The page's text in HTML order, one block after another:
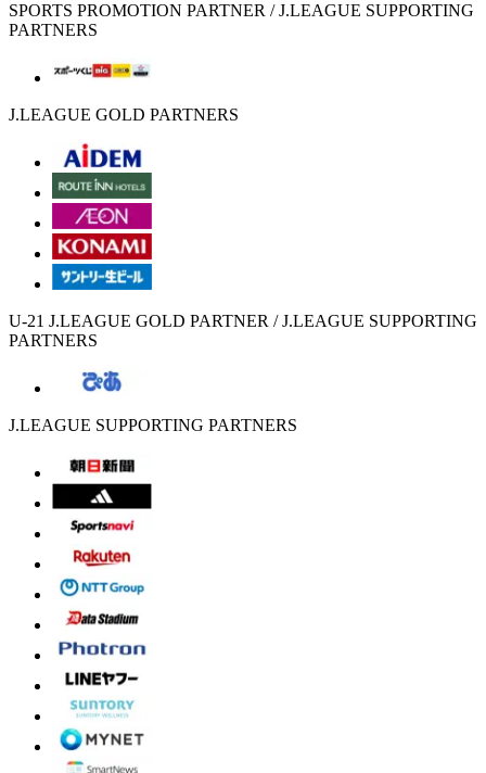
SPORTS PROMOTION PARTNER / J.LEAGUE SUPPORTING
PARTNERS
J.LEAGUE GOLD PARTNERS
U-21 J.LEAGUE GOLD PARTNER / J.LEAGUE SUPPORTING
PARTNERS
J.LEAGUE SUPPORTING PARTNERS